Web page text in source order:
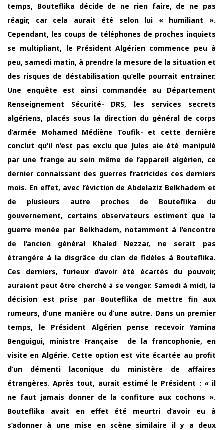
temps, Bouteflika décide de ne rien faire, de ne pas
réagir, car cela aurait été selon lui « humiliant ».
Cependant, les coups de téléphones de proches inquiets
se multipliant, le Président Algérien commence peu à
peu, samedi matin, à prendre la mesure de la situation et
des risques de déstabilisation qu’elle pourrait entrainer.
Une enquête est ainsi commandée au Département
Renseignement Sécurité- DRS, les services secrets
algériens, placés sous la direction du général de corps
d’armée Mohamed Médiène Toufik- et cette dernière
conclut qu’il n’est pas exclu que Jules aie été manipulé
par une frange au sein même de l’appareil algérien, ce
dernier connaissant des guerres fratricides ces derniers
mois. En effet, avec l’éviction de Abdelaziz Belkhadem et
de plusieurs autre proches de Bouteflika du
gouvernement, certains observateurs estiment que la
guerre menée par Belkhadem, notamment à l’encontre
de l’ancien général Khaled Nezzar, ne serait pas
étrangère à la disgrâce du clan de fidèles à Bouteflika.
Ces derniers, furieux d’avoir été écartés du pouvoir,
auraient peut être cherché à se venger. Samedi à midi, la
décision est prise par Bouteflika de mettre fin aux
rumeurs, d’une manière ou d’une autre. Dans un premier
temps, le Président Algérien pense recevoir Yamina
Benguigui, ministre Française de la francophonie, en
visite en Algérie. Cette option est vite écartée au profit
d’un démenti laconique du ministère de affaires
étrangères. Après tout, aurait estimé le Président : « il
ne faut jamais donner de la confiture aux cochons ».
Bouteflika avait en effet été meurtri d’avoir eu à
s’adonner à une mise en scène similaire il y a deux